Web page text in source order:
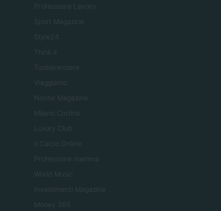
Professione Lavoro
Sport Magazine
Style24
Think.it
Tuobenessere
Viaggiamo
Nonne Magazine
Milano Cortina
Luxury Club
Il Calcio Online
Professione mamma
World Music
Investimenti Magazine
Money 365